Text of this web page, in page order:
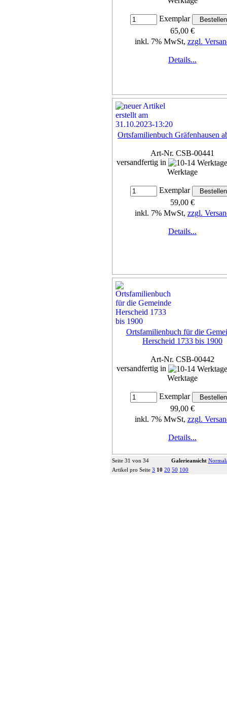
Exemplar
65,00 €
inkl. 7% MwSt, zzgl.
Details...
Ortsfamilienbuch Gräfenhausen
Art-Nr. CSB-00441
versandfertig in
Werktage
Exemplar
59,00 €
inkl. 7% MwSt, zzgl.
Details...
Ortsfamilienbuch für die
Herscheid 1733 bis 1900
Art-Nr. CSB-00442
versandfertig in
Werktage
Exemplar
99,00 €
inkl. 7% MwSt, zzgl.
Details...
Seite 31 von 34 Galerieansicht
Artikel pro Seite 3 10 20 50 100